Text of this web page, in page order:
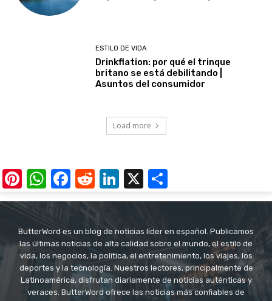
ESTILO DE VIDA
Drinkflation: por qué el trinque
britano se está debilitando |
Asuntos del consumidor
Load more
Pinterest
WhatsApp
Facebook
RedditLinkedIn
X
ButterWord es un blog de noticias líder en español. Publicamos
las últimas noticias de alta calidad sobre el mundo, el estilo de
vida, los negocios, la política, el entretenimiento, los viajes, los
deportes y la tecnología. Nuestros lectores, principalmente de
Latinoamérica, disfrutan diariamente de noticias auténticas y
veraces. ButterWord ofrece las noticias más confiables de